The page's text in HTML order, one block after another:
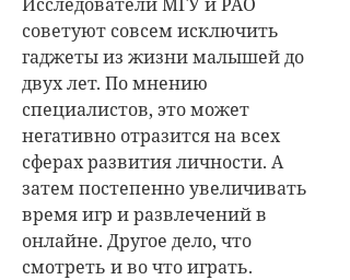
советуют совсем исключить
гаджеты из жизни малышей до
двух лет. По мнению
специалистов, это может
негативно отразится на всех
сферах развития личности. А
затем постепенно увеличивать
время игр и развлечений в
онлайне. Другое дело, что
смотреть и во что играть.